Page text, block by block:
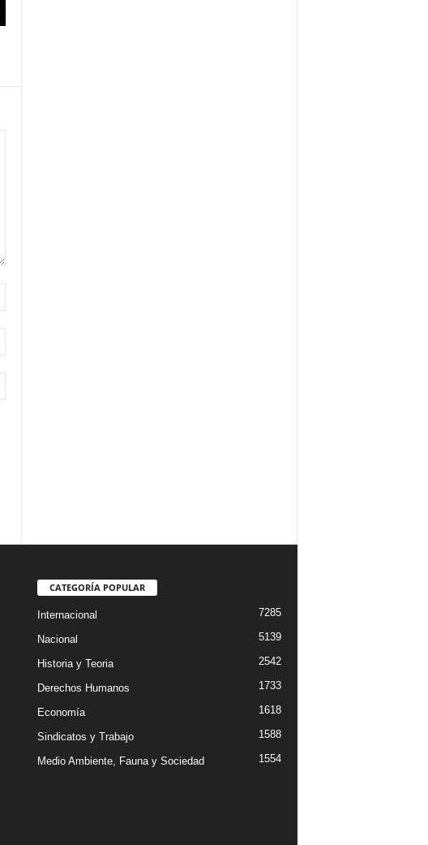
CATEGORÍA POPULAR
Internacional 7285
Nacional 5139
Historia y Teoria 2542
Derechos Humanos 1733
Economía 1618
Sindicatos y Trabajo 1588
Medio Ambiente, Fauna y Sociedad 1554